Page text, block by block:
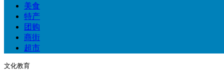
美食
特产
团购
商街
超市
文化教育